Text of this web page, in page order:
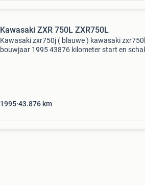
Kawasaki ZXR 750L ZXR750L
Kawasaki zxr750j ( blauwe ) kawasaki zxr750l
bouwjaar 1995 43876 kilometer start en
1995 43.876 km